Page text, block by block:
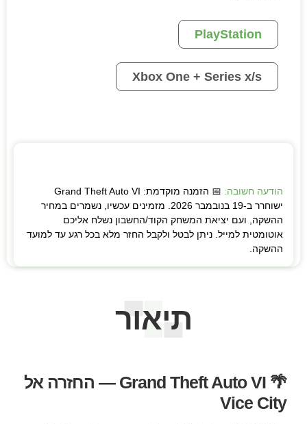
PlayStation
Xbox One + Series x/s
הודעה חשובה:
📅 הזמנה מוקדמת: Grand Theft Auto VI
ישוחרר ב-19 בנובמבר 2026. מזמינים עכשיו, נשמרים במחיר
ההשקה, ועם יציאת המשחק הקוד/החשבון נשלח אליכם
אוטומטית למייל. ניתן לבטל ולקבל החזר מלא בכל רגע עד למועד
ההשקה.
תיאור
🌴 Grand Theft Auto VI — החזרה אל
Vice City